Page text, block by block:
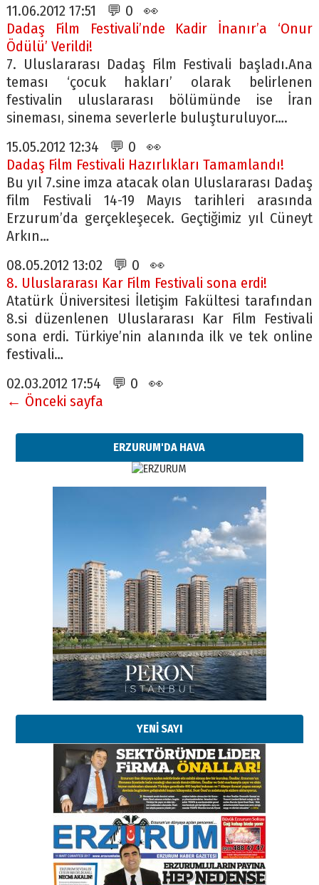
11.06.2012 17:51 💬 0 👀
Dadaş Film Festivali’nde Kadir İnanır’a ‘Onur
Ödülü’ Verildi!
7. Uluslararası Dadaş Film Festivali başladı.Ana
teması ‘çocuk hakları’ olarak belirlenen
festivalin uluslararası bölümünde ise İran
sineması, sinema severlerle buluşturuluyor….
15.05.2012 12:34 💬 0 👀
Dadaş Film Festivali Hazırlıkları Tamamlandı!
Bu yıl 7.sine imza atacak olan Uluslararası Dadaş
film Festivali 14-19 Mayıs tarihleri arasında
Erzurum’da gerçekleşecek. Geçtiğimiz yıl Cüneyt
Arkın…
08.05.2012 13:02 💬 0 👀
8. Uluslararası Kar Film Festivali sona erdi!
Atatürk Üniversitesi İletişim Fakültesi tarafından
8.si düzenlenen Uluslararası Kar Film Festivali
sona erdi. Türkiye’nin alanında ilk ve tek online
festivali…
02.03.2012 17:54 💬 0 👀
← Önceki sayfa
ERZURUM'DA HAVA
YENİ SAYI
Esat BİNDESEN
Başkan Sekmen’den Erzurum’a
bir vizyon proje daha!
02 Ağustos 2026 Pazar
Kadir SABUNCUOĞLU
Erzurumspor’un köşe taşları
29 Haziran 2026 Pazartesi
Kenan GÜLERCİ
Murat Şahsuvaroğlu ERKON’da
çıtayı yukarı taşırken,
yönetimdekiler aşağı
çekmemeli!
17 Şubat 2026 SalıOrhan BOZKURT
Bir fotoğraf, bir şehir, bir
gazeteci… Dizginler kimin
elinde?
31 Mart 2026 Salı
A. Berhan Yılmaz